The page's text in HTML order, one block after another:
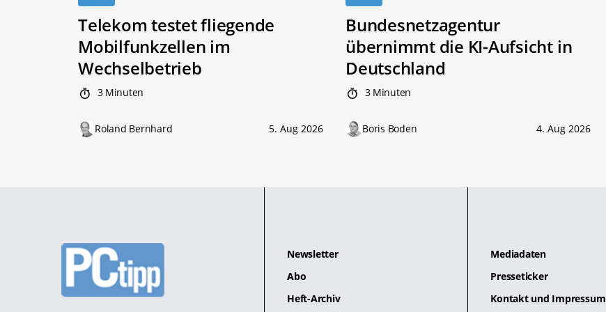
Telekom testet fliegende
Mobilfunkzellen im
Wechselbetrieb
3 Minuten
Roland Bernhard 5. Aug 2026
Bundesnetzagentur
übernimmt die KI-Aufsicht in
Deutschland
3 Minuten
Boris Boden 4. Aug 2026
Newsletter
Abo
Heft-Archiv
Mediadaten
Presseticker
Kontakt und Impressum